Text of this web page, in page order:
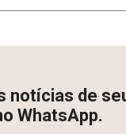
notícias de
WhatsApp.